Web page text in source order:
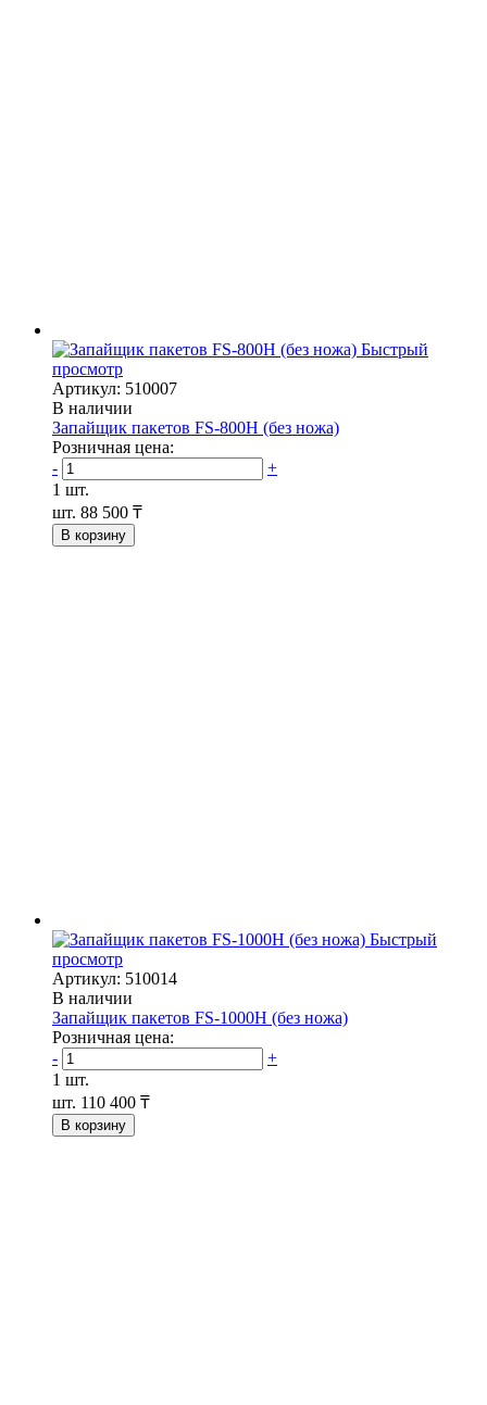
Быстрый
просмотр
Артикул: 510007
В наличии
Запайщик пакетов FS-800H (без ножа)
Розничная цена:
-
+
1 шт.
шт. 88 500 ₸
В корзину
Быстрый
просмотр
Артикул: 510014
В наличии
Запайщик пакетов FS-1000H (без ножа)
Розничная цена:
-
+
1 шт.
шт. 110 400 ₸
В корзину